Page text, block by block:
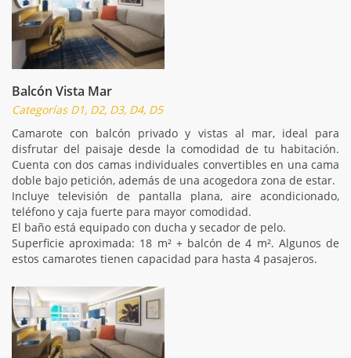
Balcón Vista Mar
Categorías D1, D2, D3, D4, D5
Camarote con balcón privado y vistas al mar, ideal para
disfrutar del paisaje desde la comodidad de tu habitación.
Cuenta con dos camas individuales convertibles en una cama
doble bajo petición, además de una acogedora zona de estar.
Incluye televisión de pantalla plana, aire acondicionado,
teléfono y caja fuerte para mayor comodidad.
El baño está equipado con ducha y secador de pelo.
Superficie aproximada: 18 m² + balcón de 4 m². Algunos de
estos camarotes tienen capacidad para hasta 4 pasajeros.